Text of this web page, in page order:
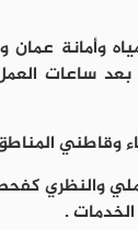
وأمانة عمان
ساعات
وقاطني
والنظري
.